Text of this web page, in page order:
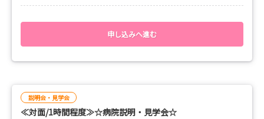
11：00 先輩ナースとの交流
12：00 終了
ナースシューズ
実習用ズボン
※私服・スニーカー（派手ではない物）で来院OK！
申し込みへ進む
説明会・見学会
≪対面/1時間程度≫☆病院説明・見学会☆